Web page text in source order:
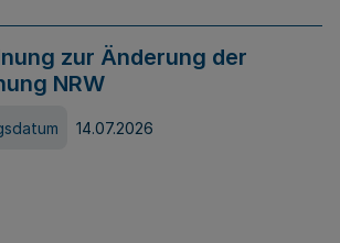
zur Änderung der
NRW
14.07.2026